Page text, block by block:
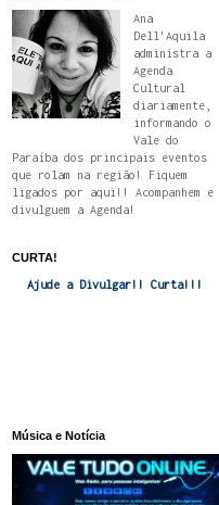
Ana
Dell'Aquila
administra a
Agenda
Cultural
diariamente,
informando o
Vale do
Paraíba dos principais eventos
que rolam na região! Fiquem
ligados por aqui!! Acompanhem e
divulguem a Agenda!
CURTA!
Ajude a Divulgar!! Curta!!!
Música e Notícia